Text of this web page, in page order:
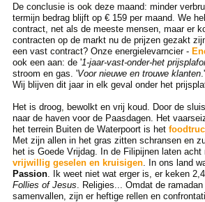
De conclusie is ook deze maand: minder
termijn bedrag blijft op € 159 per maand. We
contract, net als de meeste mensen, maar er
contracten op de markt nu de prijzen gezakt
een vast contract? Onze energielevarncier -
ook een aan: de '1-jaar-vast-onder-het
stroom en gas. 'Voor nieuwe en trouwe klanten
Wij blijven dit jaar in elk geval onder het
Het is droog, bewolkt en vrij koud. Door de
naar de haven voor de Paasdagen. Het
het terrein Buiten de Waterpoort is het
Met zijn allen in het gras zitten schransen en
het is Goede Vrijdag. In de Filipijnen laten
vrijwillig geselen en kruisigen. In ons land
Passion. Ik weet niet wat erger is, er keken
Follies of Jesus. Religies... Omdat de
samenvallen, zijn er heftige rellen en